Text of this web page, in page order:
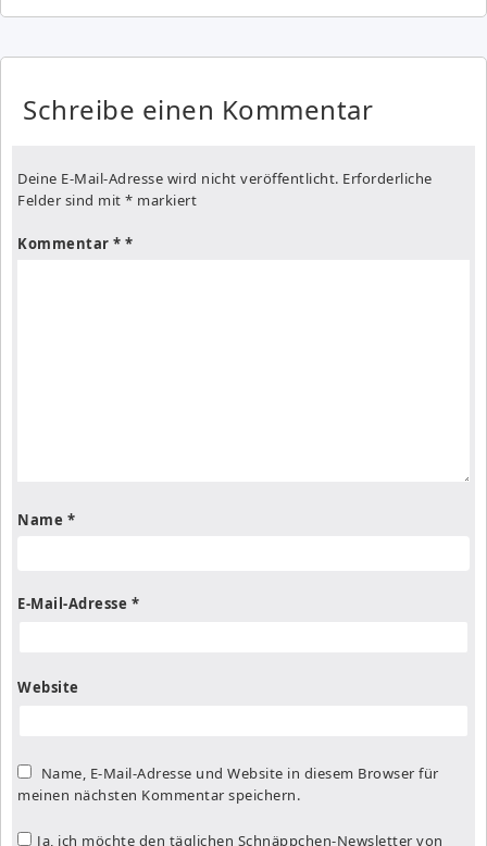
Schreibe einen Kommentar
Deine E-Mail-Adresse wird nicht veröffentlicht. Erforderliche
Felder sind mit * markiert
Kommentar *
Name *
E-Mail-Adresse *
Website
Name, E-Mail-Adresse und Website in diesem Browser für
meinen nächsten Kommentar speichern.
Ja, ich möchte den täglichen Schnäppchen-Newsletter von